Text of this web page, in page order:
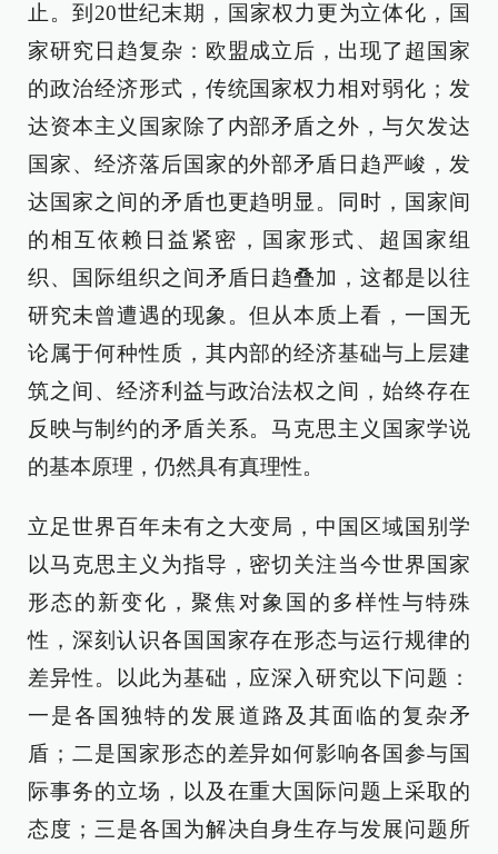
止。到20世纪末期，国家权力更为立体化，国
家研究日趋复杂：欧盟成立后，出现了超国家
的政治经济形式，传统国家权力相对弱化；发
达资本主义国家除了内部矛盾之外，与欠发达
国家、经济落后国家的外部矛盾日趋严峻，发
达国家之间的矛盾也更趋明显。同时，国家间
的相互依赖日益紧密，国家形式、超国家组
织、国际组织之间矛盾日趋叠加，这都是以往
研究未曾遭遇的现象。但从本质上看，一国无
论属于何种性质，其内部的经济基础与上层建
筑之间、经济利益与政治法权之间，始终存在
反映与制约的矛盾关系。马克思主义国家学说
的基本原理，仍然具有真理性。
立足世界百年未有之大变局，中国区域国别学
以马克思主义为指导，密切关注当今世界国家
形态的新变化，聚焦对象国的多样性与特殊
性，深刻认识各国国家存在形态与运行规律的
差异性。以此为基础，应深入研究以下问题：
一是各国独特的发展道路及其面临的复杂矛
盾；二是国家形态的差异如何影响各国参与国
际事务的立场，以及在重大国际问题上采取的
态度；三是各国为解决自身生存与发展问题所